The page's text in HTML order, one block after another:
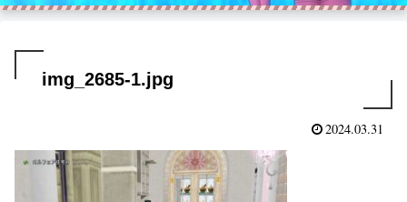
img_2685-1.jpg
2024.03.31